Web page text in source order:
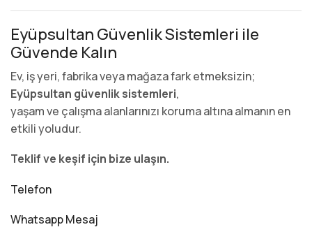
Eyüpsultan Güvenlik Sistemleri ile
Güvende Kalın
Ev, iş yeri, fabrika veya mağaza fark etmeksizin;
Eyüpsultan güvenlik sistemleri,
yaşam ve çalışma alanlarınızı koruma altına almanın en
etkili yoludur.
Teklif ve keşif için bize ulaşın.
Telefon
Whatsapp Mesaj